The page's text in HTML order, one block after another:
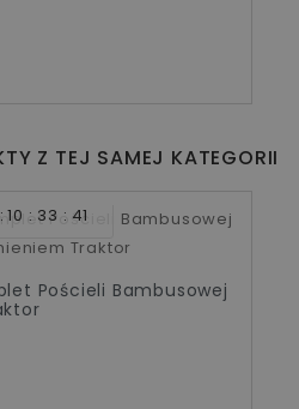
Z TEJ SAMEJ KATEGORII
10 33 41
Pościeli Bambusowej